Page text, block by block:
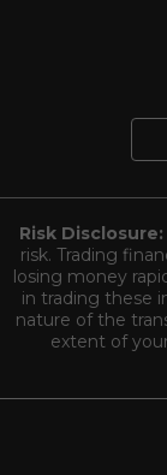
Risk Disclosure:
risk. Trading
losing money
in trading these
nature of the
extent of